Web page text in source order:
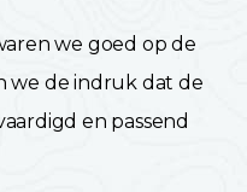
we goed op de
we de indruk dat de
en passend